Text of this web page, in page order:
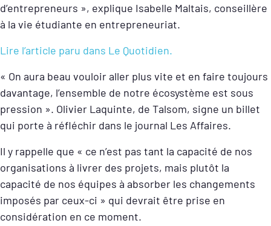
d’entrepreneurs », explique Isabelle Maltais, conseillère
à la vie étudiante en entrepreneuriat.
Lire l’article paru dans Le Quotidien.
« On aura beau vouloir aller plus vite et en faire toujours
davantage, l’ensemble de notre écosystème est sous
pression ». Olivier Laquinte, de Talsom, signe un billet
qui porte à réfléchir dans le journal Les Affaires.
Il y rappelle que « ce n’est pas tant la capacité de nos
organisations à livrer des projets, mais plutôt la
capacité de nos équipes à absorber les changements
imposés par ceux-ci » qui devrait être prise en
considération en ce moment.